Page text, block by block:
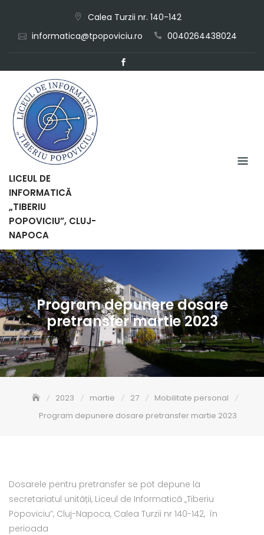
content
Calea Turzii nr. 140-142
informatica@tpopoviciu.ro
0040264438024
LICEUL DE
INFORMATICĂ
„TIBERIU
POPOVICIU”, CLUJ-
NAPOCA
Program depunere dosare
pretransfer martie 2023
2023 martie 27
Mobilitate personal
Program depunere dosare pretransfer martie 2023
Dosarele pentru pretransfer se pot depune la
secretariatul unității, Liceul de Informatică „Tiberiu
Popoviciu”, Cluj-Napoca, Calea Turzii nr 140-142, în
perioada